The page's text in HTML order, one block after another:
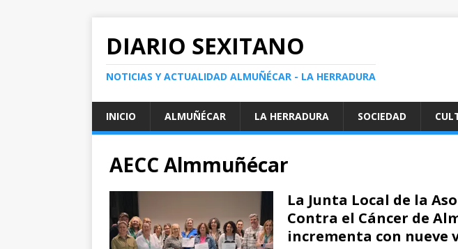
DIARIO SEXITANO
NOTICIAS Y ACTUALIDAD ALMUÑÉCAR - LA HERRADURA
INICIO ALMUÑÉCAR LA HERRADURA SOCIEDAD
AECC Almmuñécar
La Junta Local de la
Contra el Cáncer de
incrementa con nueve